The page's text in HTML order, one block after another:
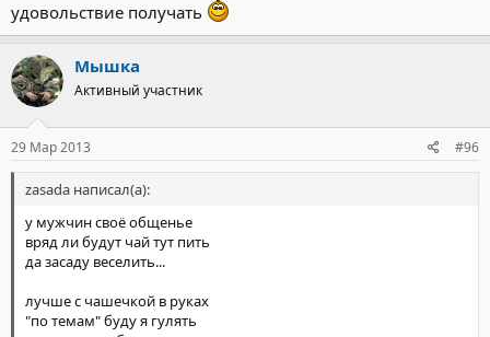
удовольствие получать
Мышка
Активный участник
29 Мар 2013 #96
zasada написал(а):
у мужчин своё общенье
вряд ли будут чай тут пить
да засаду веселить...
лучше с чашечкой в руках
"по темам" буду я гулять